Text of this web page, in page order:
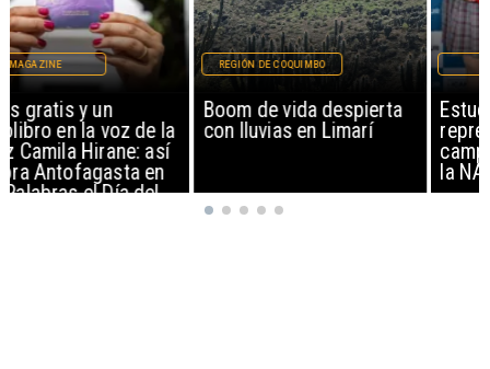
Boom de vida despierta
con lluvias en Limarí
REGIÓN DE COQUIMBO
Estudiantes de Tocopilla
representarán a Chile en
campamento espacial de
REGIONAL